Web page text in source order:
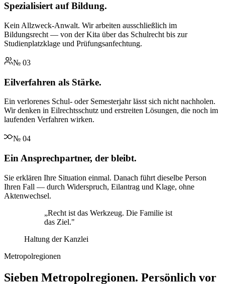
Spezialisiert auf Bildung.
Kein Allzweck-Anwalt. Wir arbeiten ausschließlich im
Bildungsrecht — von der Kita über das Schulrecht bis zur
Studienplatzklage und Prüfungsanfechtung.
№ 03
Eilverfahren als Stärke.
Ein verlorenes Schul- oder Semesterjahr lässt sich nicht nachholen.
Wir denken in Eilrechtsschutz und erstreiten Lösungen, die noch im
laufenden Verfahren wirken.
№ 04
Ein Ansprechpartner, der bleibt.
Sie erklären Ihre Situation einmal. Danach führt dieselbe Person
Ihren Fall — durch Widerspruch, Eilantrag und Klage, ohne
Aktenwechsel.
„Recht ist das Werkzeug. Die Familie ist
das Ziel."
Haltung der Kanzlei
Metropolregionen
Sieben Metropolregionen. Persönlich vor